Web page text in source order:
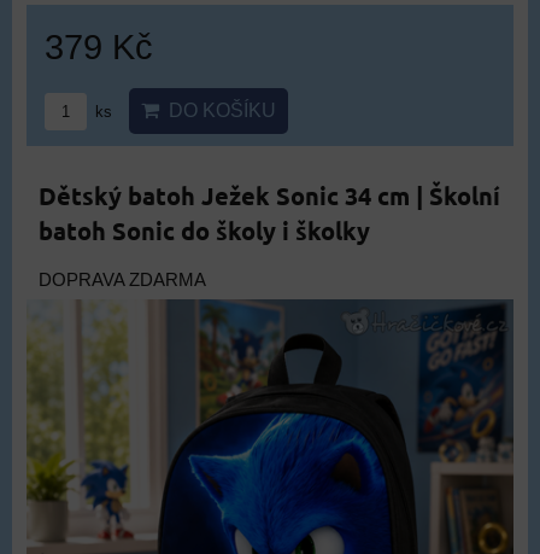
379 Kč
ks DO KOŠÍKU
Dětský batoh Ježek Sonic 34 cm | Školní
batoh Sonic do školy i školky
DOPRAVA ZDARMA